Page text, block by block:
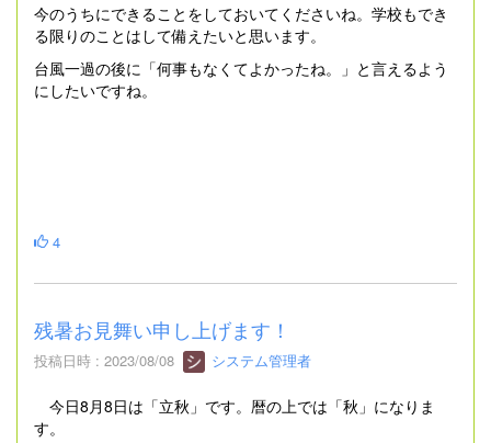
今のうちにできることをしておいてくださいね。学校もでき
る限りのことはして備えたいと思います。
台風一過の後に「何事もなくてよかったね。」と言えるよう
にしたいですね。
4
残暑お見舞い申し上げます！
投稿日時 : 2023/08/08 システム管理者
今日8月8日は「立秋」です。暦の上では「秋」になりま
す。